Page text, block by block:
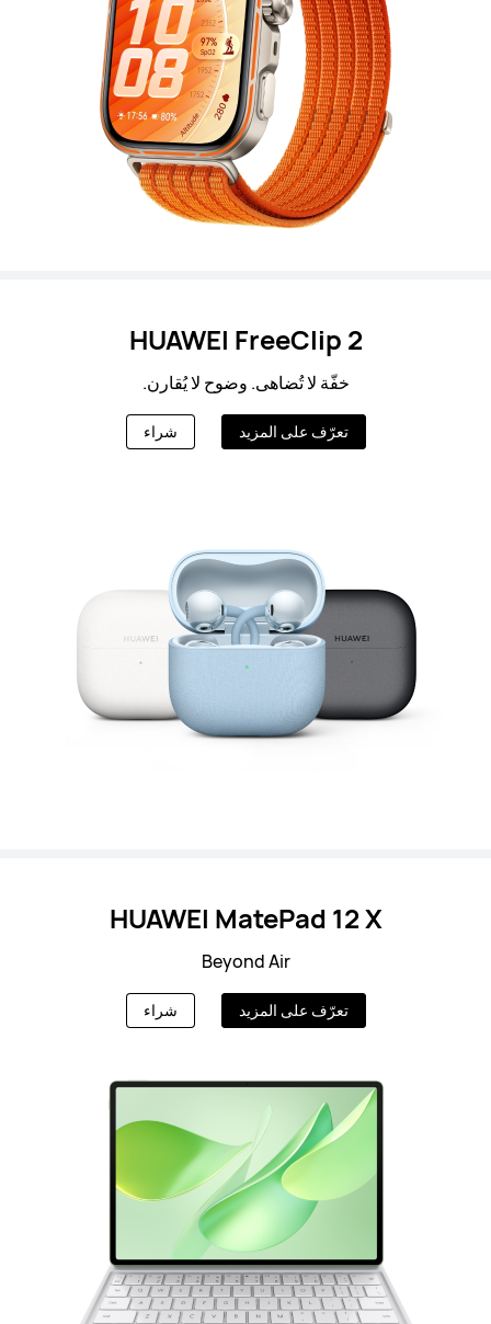
HUAWEI FreeClip 2
خفّة لا تُضاهى. وضوح لا يُقارن.
تعرّف على المزيد شراء
HUAWEI MatePad 12 X
Beyond Air
تعرّف على المزيد شراء